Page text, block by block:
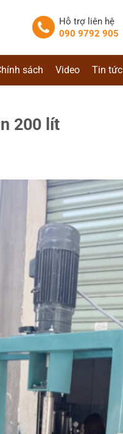
Hỗ trợ liên hệ
090 9792 905
sách Video Tin tức
200 lít